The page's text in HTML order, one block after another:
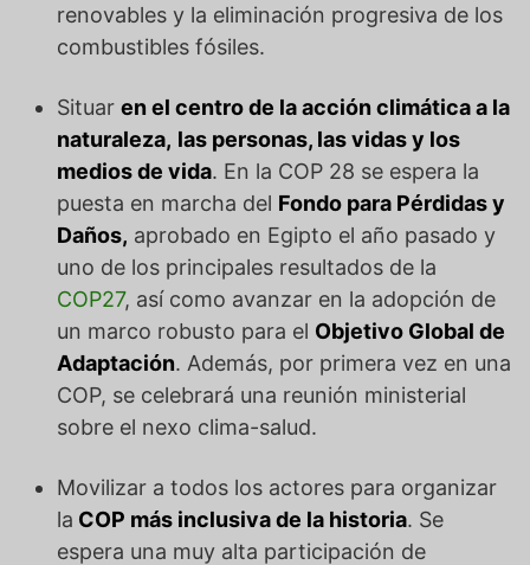
renovables y la eliminación progresiva de los
combustibles fósiles.
Situar en el centro de la acción climática a la
naturaleza, las personas, las vidas y los
medios de vida. En la COP 28 se espera la
puesta en marcha del Fondo para Pérdidas y
Daños, aprobado en Egipto el año pasado y
uno de los principales resultados de la
COP27, así como avanzar en la adopción de
un marco robusto para el Objetivo Global de
Adaptación. Además, por primera vez en una
COP, se celebrará una reunión ministerial
sobre el nexo clima-salud.
Movilizar a todos los actores para organizar
la COP más inclusivade la historia. Se
espera una muy alta participación de